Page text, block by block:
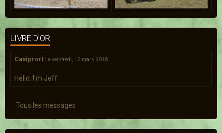
LIVRE D'OR
Casiprort Le vendredi, 16 mars 2018
Hello. I'm Jeff
Tous les messages